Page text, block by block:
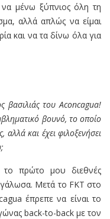
μένω ξύπνιος όλη τη
αλλά απλώς να είμαι
και να τα δίνω όλα για
βασιλιάς του Aconcagua!
βουνό, το οποίο
αλλά και έχει φιλοξενήσει
πρώτο μου διεθνές
Μετά το FKT στο
έπρεπε να είναι το
back-to-back με τον